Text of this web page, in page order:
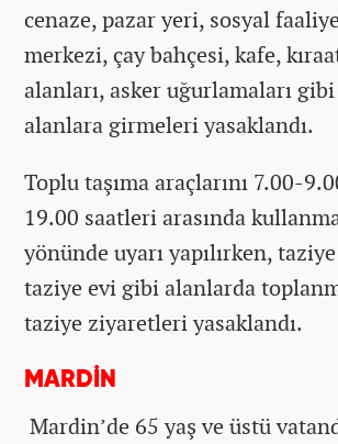
cenaze, pazar yeri, sosyal
merkezi, çay bahçesi, kafe,
alanları, asker uğurlamaları
alanlara girmeleri yasaklandı.
Toplu taşıma araçlarını 7.00-
19.00 saatleri arasında
yönünde uyarı yapılırken, taziye
taziye evi gibi alanlarda
taziye ziyaretleri yasaklandı.
MARDİN
Mardin’de 65 yaş ve üstü